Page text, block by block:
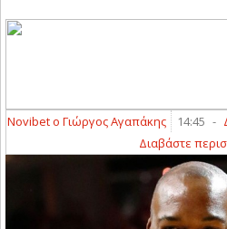
ο Γιώργος Αγαπάκης 14:45 -
Διαβάστε